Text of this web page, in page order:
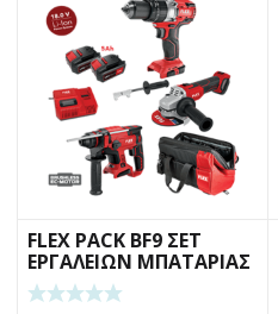
FLEX PACK BF9 ΣΕΤ
ΕΡΓΑΛΕΙΩΝ ΜΠΑΤΑΡΙΑΣ